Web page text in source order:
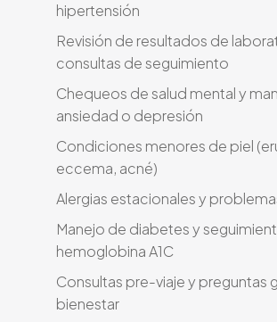
hipertensión
Revisión de resultados de
consultas de seguimiento
Chequeos de salud mental y
ansiedad o depresión
Condiciones menores de piel
eccema, acné)
Alergias estacionales y
Manejo de diabetes y
hemoglobina A1C
Consultas pre-viaje y preguntas
bienestar